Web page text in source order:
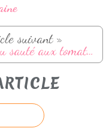
suivant »
Chou sauté aux tomates et épices cajun